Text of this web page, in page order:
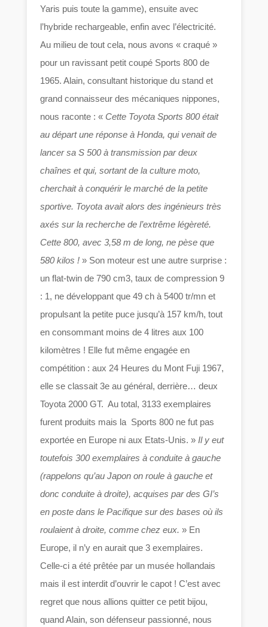
Yaris puis toute la gamme), ensuite avec
l’hybride rechargeable, enfin avec l’électricité.
Au milieu de tout cela, nous avons « craqué »
pour un ravissant petit coupé Sports 800 de
1965. Alain, consultant historique du stand et
grand connaisseur des mécaniques nippones,
nous raconte : « Cette Toyota Sports 800 était
au départ une réponse à Honda, qui venait de
lancer sa S 500 à transmission par deux
chaînes et qui, sortant de la culture moto,
cherchait à conquérir le marché de la petite
sportive. Toyota avait alors des ingénieurs très
axés sur la recherche de l’extrême légèreté.
Cette 800, avec 3,58 m de long, ne pèse que
580 kilos ! » Son moteur est une autre surprise :
un flat-twin de 790 cm3, taux de compression 9
: 1, ne développant que 49 ch à 5400 tr/mn et
propulsant la petite puce jusqu’à 157 km/h, tout
en consommant moins de 4 litres aux 100
kilomètres ! Elle fut même engagée en
compétition : aux 24 Heures du Mont Fuji 1967,
elle se classait 3e au général, derrière… deux
Toyota 2000 GT. Au total, 3133 exemplaires
furent produits mais la Sports 800 ne fut pas
exportée en Europe ni aux Etats-Unis. » Il y eut
toutefois 300 exemplaires à conduite à gauche
(rappelons qu’au Japon on roule à gauche et
donc conduite à droite), acquises par des GI’s
en poste dans le Pacifique sur des bases où ils
roulaient à droite, comme chez eux. » En
Europe, il n’y en aurait que 3 exemplaires.
Celle-ci a été prêtée par un musée hollandais
mais il est interdit d’ouvrir le capot ! C’est avec
regret que nous allions quitter ce petit bijou,
quand Alain, son défenseur passionné, nous